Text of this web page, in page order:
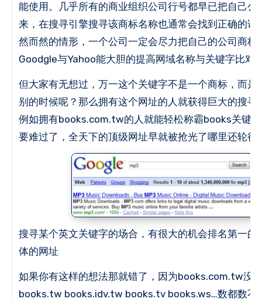
能使用。 几乎所有的商业组织公司行号都早已把自己公
来，在搜寻引擎搜寻该商标名称也通常会找到正确的该
然而然的情形，一个公司一定会尽力把自己的公司商标
Goodgle与Yahoo能大胆的提高网域名称与关键字比对
但大家有无想过，万一这个关键字不是一个商标，而是
别的时候呢？那么拥有这个网址的人就获得巨大的搜寻
例如拥有books.com.tw的人就能轻松称霸books关键
要难过了，全天下的顶级网址早就被抢光了哪里还轮得
搜寻某个英文关键字的场合，有很大的机会排名第一的
体的网址
如果你有这样的想法那就错了，因为books.com.tw没
books.tw books.idv.tw books.tv books.ws…数都数不